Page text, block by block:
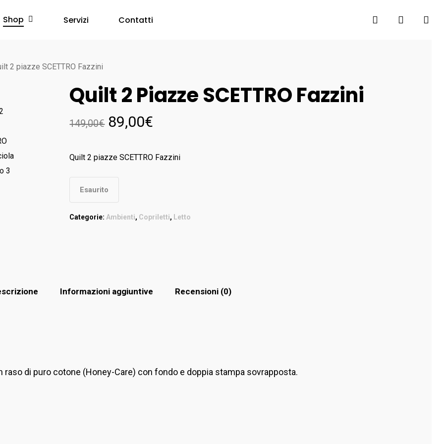
Shop Servizi Contatti search account
2 piazze SCETTRO Fazzini
Quilt 2 Piazze SCETTRO Fazzini
149,00€ 89,00€
Quilt 2 piazze SCETTRO Fazzini
Esaurito
Categorie: Ambienti, Copriletti, Letto
Informazioni aggiuntive Recensioni (0)
raso di puro cotone (Honey-Care) con fondo e doppia stampa sovrapposta.